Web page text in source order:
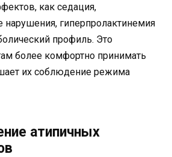
как седация,
нарушения, гиперпролактинемия
профиль. Это
более комфортно принимать
их соблюдение режима
атипичных